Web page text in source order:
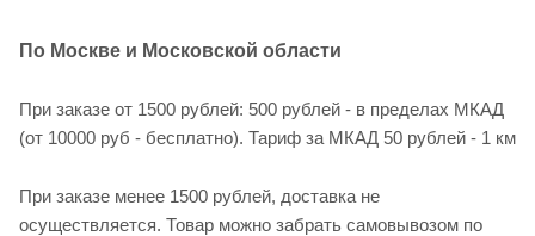
По Москве и Московской области
При заказе от 1500 рублей: 500 рублей - в пределах МКАД
(от 10000 руб - бесплатно). Тариф за МКАД 50 рублей - 1 км
При заказе менее 1500 рублей, доставка не
осуществляется. Товар можно забрать самовывозом по